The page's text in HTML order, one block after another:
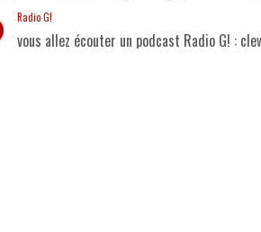
Radio G!
vous allez écouter un podcast Radio G! :